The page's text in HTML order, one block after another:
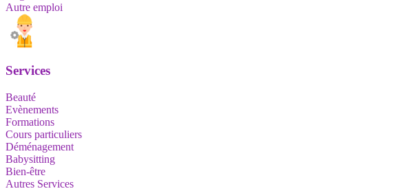
Autre emploi
Services
Beauté
Evènements
Formations
Cours particuliers
Déménagement
Babysitting
Bien-être
Autres Services